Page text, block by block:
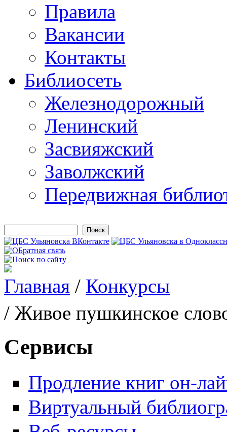
Правила
Вакансии
Контакты
Библиосеть
Железнодорожный
Ленинский
Засвияжский
Заволжский
Передвижная
Форма поиска
Вы здесь
Главная / Конкурсы
/ Живое пушкинское
Сервисы
Продление книг он-
Виртуальный